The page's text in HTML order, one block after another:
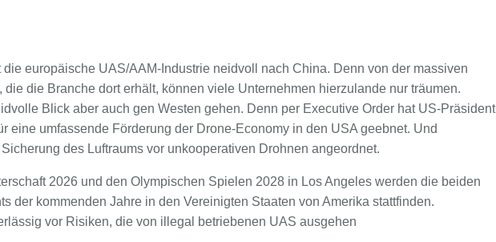
die europäische UAS/AAM-Industrie neidvoll nach China. Denn von der massiven
die die Branche dort erhält, können viele Unternehmen hierzulande nur träumen.
Blick aber auch gen Westen gehen. Denn per Executive Order hat US-Präsident
eine umfassende Förderung der Drone-Economy in den USA geebnet. Und
des Luftraums vor unkooperativen Drohnen angeordnet.
2026 und den Olympischen Spielen 2028 in Los Angeles werden die beiden
der kommenden Jahre in den Vereinigten Staaten von Amerika stattfinden.
vor Risiken, die von illegal betriebenen UAS ausgehen